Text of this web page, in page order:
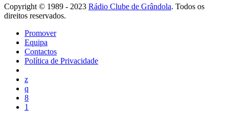
Copyright © 1989 - 2023 Rádio Clube de Grândola. Todos os
direitos reservados.
Promover
Equipa
Contactos
Política de Privacidade